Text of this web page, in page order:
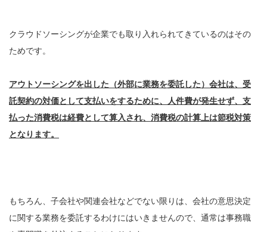
クラウドソーシングが企業でも取り入れられてきているのはその
ためです。
アウトソーシングを出した（外部に業務を委託した）会社は、受
託契約の対価として支払いをするために、人件費が発生せず、支
払った消費税は経費として算入され、消費税の計算上は節税対策
となります。
もちろん、子会社や関連会社などでない限りは、会社の意思決定
に関する業務を委託するわけにはいきませんので、通常は事務職